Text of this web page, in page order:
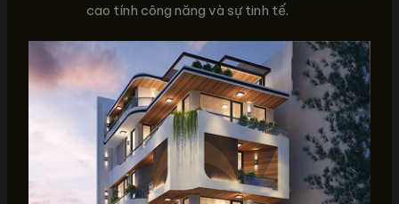
cao tính công năng và sự tinh tế.